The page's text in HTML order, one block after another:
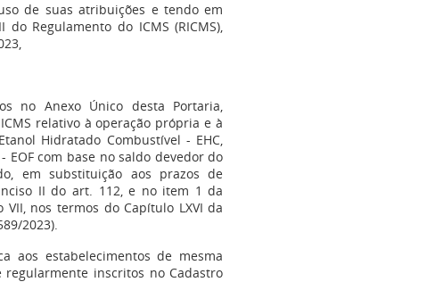
de suas atribuições e tendo em
Regulamento do ICMS (RICMS),
no Anexo Único desta Portaria,
relativo à operação própria e à
Hidratado Combustível - EHC,
EOF com base no saldo devedor do
em substituição aos prazos de
II do art. 112, e no item 1 da
nos termos do Capítulo LXVI da
2023).
aos estabelecimentos de mesma
inscritos no Cadastro